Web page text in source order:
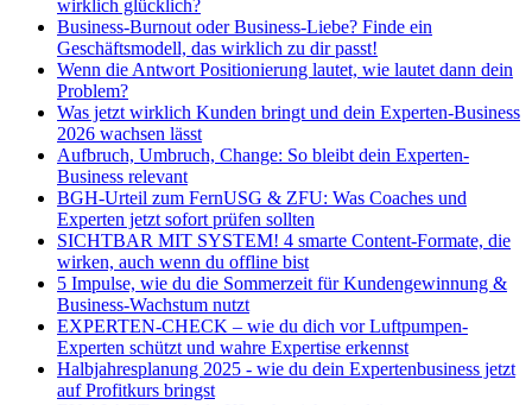
wirklich glücklich?
Business-Burnout oder Business-Liebe? Finde ein
Geschäftsmodell, das wirklich zu dir passt!
Wenn die Antwort Positionierung lautet, wie lautet dann dein
Problem?
Was jetzt wirklich Kunden bringt und dein Experten-Business
2026 wachsen lässt
Aufbruch, Umbruch, Change: So bleibt dein Experten-
Business relevant
BGH-Urteil zum FernUSG & ZFU: Was Coaches und
Experten jetzt sofort prüfen sollten
SICHTBAR MIT SYSTEM! 4 smarte Content-Formate, die
wirken, auch wenn du offline bist
5 Impulse, wie du die Sommerzeit für Kundengewinnung &
Business-Wachstum nutzt
EXPERTEN-CHECK – wie du dich vor Luftpumpen-
Experten schützt und wahre Expertise erkennst
Halbjahresplanung 2025 - wie du dein Expertenbusiness jetzt
auf Profitkurs bringst